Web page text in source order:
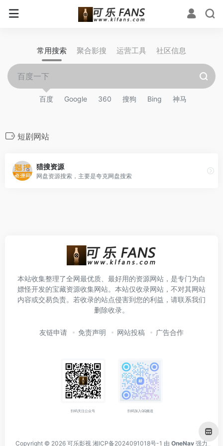
常用搜索 聚合影搜 运营工具 社区信息
百度 Google 360 搜狗 Bing 神马
短剧网站
猎搜资源
网盘资源搜索，主要是夸克网盘搜索
本站收集整理了全网最优质、最好用的资源网站，是专门为白
嫖怪开发的宝藏资源收集网站。本站仅收录网站，不对其网站
内容或交易负责。若收录的站点侵害到您的利益，请联系我们
删除收录。
友链申请 免责声明 网站投稿 广告合作
扫码关注公众号 扫码加入QQ频道
Copyright © 2026 可乐影视 湘ICP备2024091018号-1 由 OneNav 强力